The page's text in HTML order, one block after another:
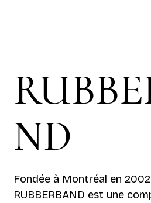
ND
Fondée à Montréal en
RUBBERBAND est une